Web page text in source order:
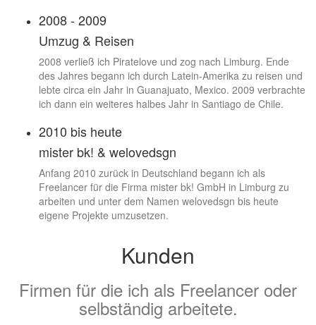
2008 - 2009
Umzug & Reisen
2008 verließ ich Piratelove und zog nach Limburg. Ende
des Jahres begann ich durch Latein-Amerika zu reisen und
lebte circa ein Jahr in Guanajuato, Mexico. 2009 verbrachte
ich dann ein weiteres halbes Jahr in Santiago de Chile.
2010 bis heute
mister bk! & welovedsgn
Anfang 2010 zurück in Deutschland begann ich als
Freelancer für die Firma mister bk! GmbH in Limburg zu
arbeiten und unter dem Namen welovedsgn bis heute
eigene Projekte umzusetzen.
Kunden
Firmen für die ich als Freelancer oder
selbständig arbeitete.